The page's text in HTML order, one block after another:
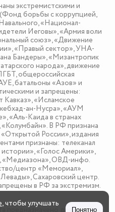
экстремистскими и
борьбы с коррупцией,
«Национал-
Иеговы», «Армия воли
союз», «Движение
«Правый сектор», УНА-
Бандеры», «Мизантропик
народа», движение
общероссийская
батальоны «Азов» и
и запрещены:
«Исламское
ан-Нусра», «АУМ
«Аль-Каида в странах
В РФ признана
России», издания
признаны: телеканал
«Голос Америки»,
«Медиазона», ОВД-инфо.
центр «Мемориал»,
Сахаровский центр.
в РФ за экстремизм.
предназначено для детей
, чтобы улучшать
Понятно